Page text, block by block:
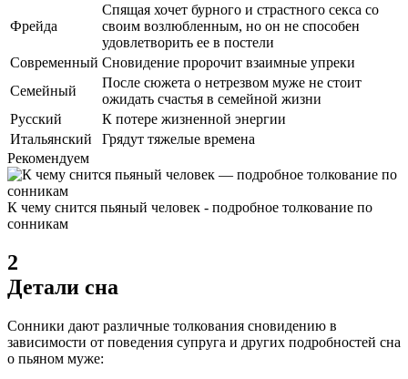
Фрейда
Спящая хочет бурного и страстного секса со
своим возлюбленным, но он не способен
удовлетворить ее в постели
Современный Сновидение пророчит взаимные упреки
Семейный
После сюжета о нетрезвом муже не стоит
ожидать счастья в семейной жизни
Русский
К потере жизненной энергии
Итальянский
Грядут тяжелые времена
Рекомендуем
К чему снится пьяный человек - подробное толкование по
сонникам
2
Детали сна
Сонники дают различные толкования сновидению в
зависимости от поведения супруга и других подробностей сна
о пьяном муже: